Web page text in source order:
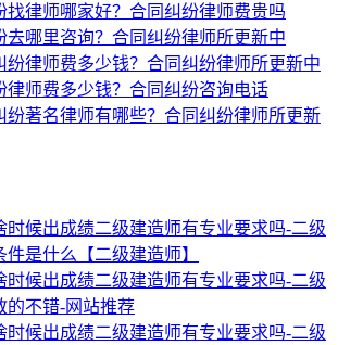
找律师哪家好？合同纠纷律师费贵吗
去哪里咨询？合同纠纷律师所更新中
纷律师费多少钱？合同纠纷律师所更新中
律师费多少钱？合同纠纷咨询电话
纷著名律师有哪些？合同纠纷律师所更新
时候出成绩二级建造师有专业要求吗-二级
是什么【二级建造师】
时候出成绩二级建造师有专业要求吗-二级
的不错-网站推荐
时候出成绩二级建造师有专业要求吗-二级